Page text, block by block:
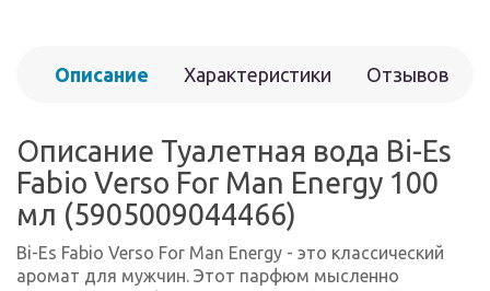
Описание Характеристики Отзывов
Описание Туалетная вода Bi-Es
Fabio Verso For Man Energy 100
мл (5905009044466)
Bi-Es Fabio Verso For Man Energy - это классический
аромат для мужчин. Этот парфюм мысленно